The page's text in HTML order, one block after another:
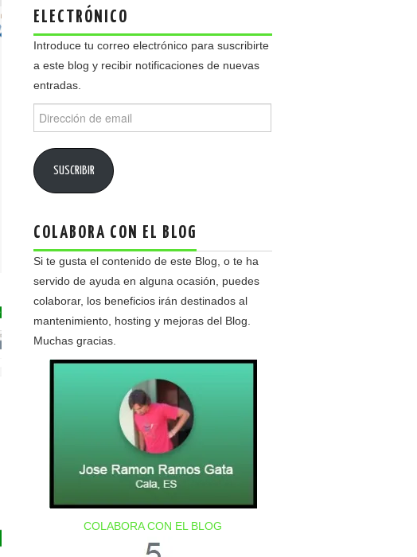
ELECTRÓNICO
Introduce tu correo electrónico para suscribirte
a este blog y recibir notificaciones de nuevas
entradas.
de
SUSCRIBIR
COLABORA CON EL BLOG
Si te gusta el contenido de este Blog, o te ha
servido de ayuda en alguna ocasión, puedes
colaborar, los beneficios irán destinados al
mantenimiento, hosting y mejoras del Blog.
Muchas gracias.
COLABORA CON EL BLOG